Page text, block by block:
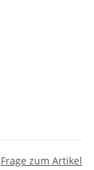
Frage zum Artikel